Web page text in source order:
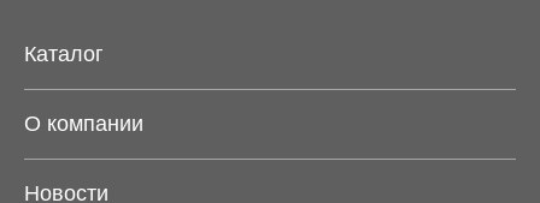
Каталог
О компании
Новости